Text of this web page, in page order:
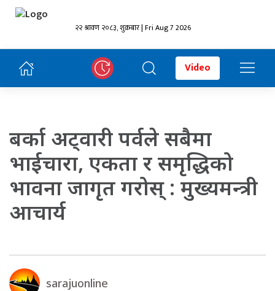
२२ श्रावण २०८३, शुक्रबार | Fri Aug 7 2026
Video
बर्का अट्वारी पर्वले सबैमा
भाईचारा, एकता र समृद्धिको
भावना जागृत गरोस् : मुख्यमन्त्री
आचार्य
sarajuonline